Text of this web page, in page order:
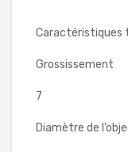
Caractéristiques
Grossissement
7
Diamètre de